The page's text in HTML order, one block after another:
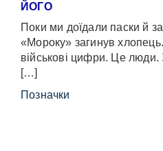
ЙОГО
Поки ми доїдали паски й
«Мороку» загинув
військові цифри. Це
[…]
Позначки